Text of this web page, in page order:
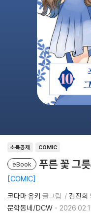
소득공제 COMIC
eBook 푸른 꽃 그
COMIC
코다마 유키 글그림 김진희
문학동네/DCW